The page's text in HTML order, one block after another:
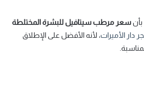
سعر مرطب سيتافيل للبشرة المختلطة
دار الأميرات، لأنه الأفضل على الإطلاق